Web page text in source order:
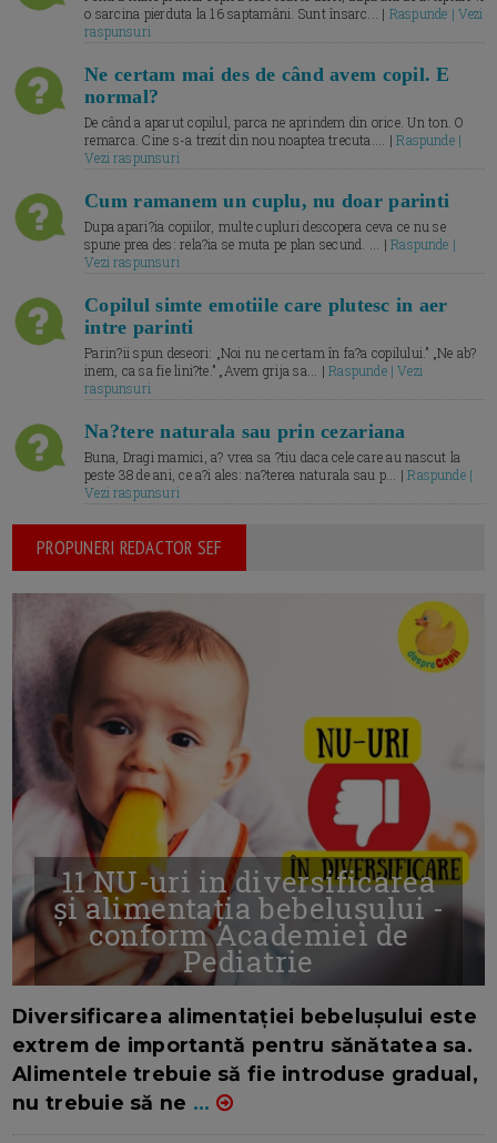
o sarcina pierduta la 16 saptamâni. Sunt însarc... | Raspunde | Vezi
raspunsuri
Ne certam mai des de când avem copil. E
normal?
De când a aparut copilul, parca ne aprindem din orice. Un ton. O
remarca. Cine s-a trezit din nou noaptea trecuta.... |Raspunde |
Vezi raspunsuri
Cum ramanem un cuplu, nu doar parinti
Dupa apari?ia copiilor, multe cupluri descopera ceva ce nu se
spune prea des: rela?ia se muta pe plan secund. ... |Raspunde |
Vezi raspunsuri
Copilul simte emotiile care plutesc in aer
intre parinti
Parin?ii spun deseori: „Noi nu ne certam în fa?a copilului.” „Ne ab?
inem, ca sa fie lini?te.” „Avem grija sa... |Raspunde | Vezi
raspunsuri
Na?tere naturala sau prin cezariana
Buna, Dragi mamici, a? vrea sa ?tiu daca cele care au nascut la
peste 38 de ani, ce a?i ales: na?terea naturala sau p... |Raspunde |
Vezi raspunsuri
PROPUNERI REDACTOR SEF
11 NU-uri in diversificarea
și alimentația bebelușului -
conform Academiei de
Pediatrie
Diversificarea alimentației bebelușului este
extrem de importantă pentru sănătatea sa.
Alimentele trebuie să fie introduse gradual,
nu trebuie să ne ...